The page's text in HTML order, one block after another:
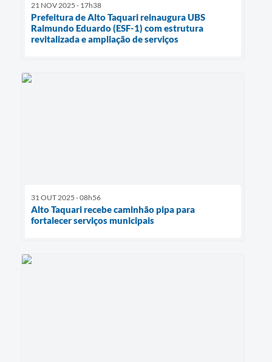
21 NOV 2025 - 17h38
Prefeitura de Alto Taquari reinaugura UBS
Raimundo Eduardo (ESF-1) com estrutura
revitalizada e ampliação de serviços
31 OUT 2025 - 08h56
Alto Taquari recebe caminhão pipa para
fortalecer serviços municipais